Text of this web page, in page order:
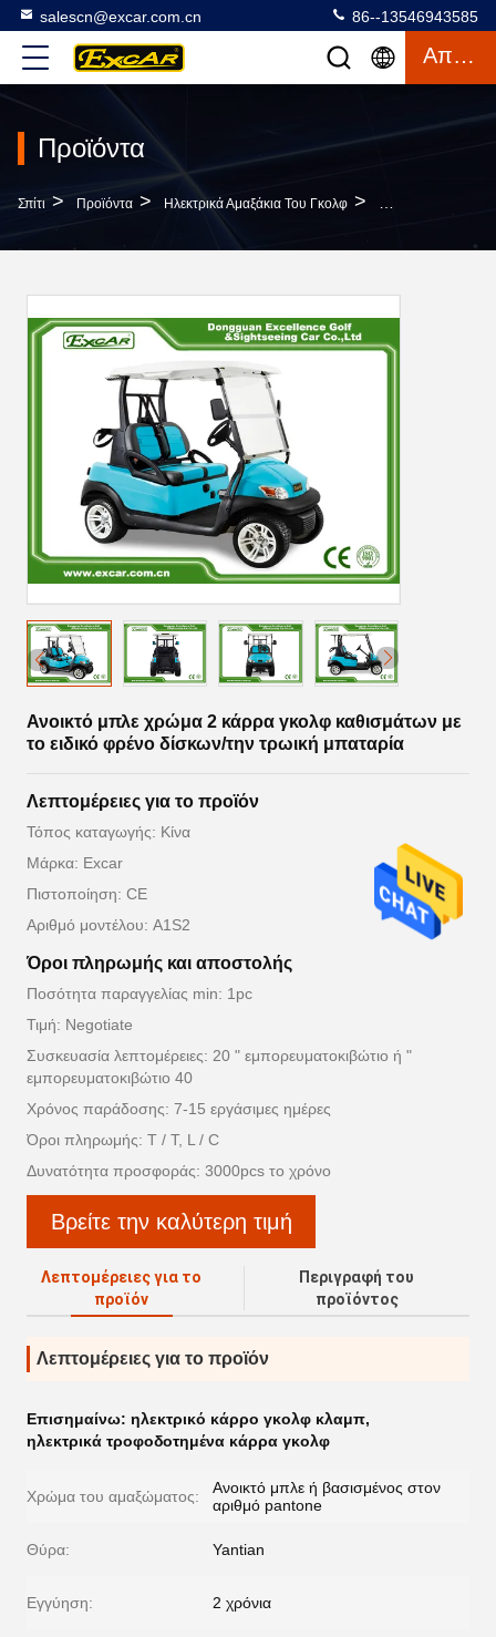
salescn@excar.com.cn 86--13546943585
Απόσπασμα
Προϊόντα
Σπίτι > Προϊόντα > Ηλεκτρικά Αμαξάκια Του Γκολφ > Ανοικτό Μπλε
Ανοικτό μπλε χρώμα 2 κάρρα γκολφ καθισμάτων με
το ειδικό φρένο δίσκων/την τρωική μπαταρία
Λεπτομέρειες για το προϊόν
Τόπος καταγωγής: Κίνα
Μάρκα: Excar
Πιστοποίηση: CE
Αριθμό μοντέλου: A1S2
Όροι πληρωμής και αποστολής
Ποσότητα παραγγελίας min: 1pc
Τιμή: Negotiate
Συσκευασία λεπτομέρειες: 20 " εμπορευματοκιβώτιο ή "
εμπορευματοκιβώτιο 40
Χρόνος παράδοσης: 7-15 εργάσιμες ημέρες
Όροι πληρωμής: T / T, L / C
Δυνατότητα προσφοράς: 3000pcs το χρόνο
Βρείτε την καλύτερη τιμή
Λεπτομέρειες για το
προϊόν
Περιγραφή του
προϊόντος
Λεπτομέρειες για το προϊόν
Επισημαίνω: ηλεκτρικό κάρρο γκολφ κλαμπ,
ηλεκτρικά τροφοδοτημένα κάρρα γκολφ
Χρώμα του αμαξώματος:
Ανοικτό μπλε ή βασισμένος στον
αριθμό pantone
Θύρα: Yantian
Εγγύηση: 2 χρόνια